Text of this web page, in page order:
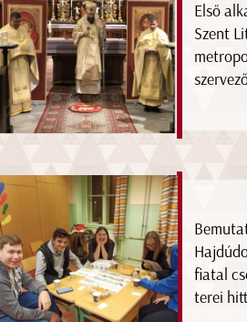
Első
Szent
fiatal
terei